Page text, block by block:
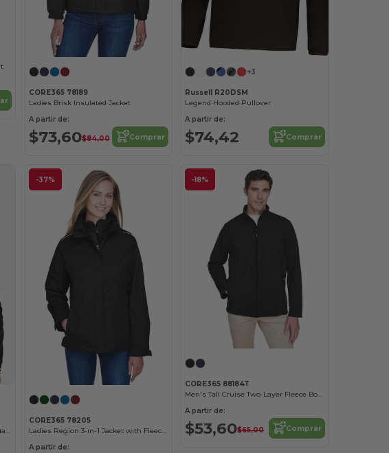
CORE365 78189
Ladies Brisk Insulated Jacket
A partir de:
$73,60$84,00 Comprar
+3
Russell R20DSM
Legend Hooded Pullover
A partir de:
$74,42 Comprar
Men's Express Tech Performance Quarter-Zip
-37%
CORE365 78205
Ladies Region 3-in-1 Jacket with Fleece Liner
A partir de:
-18%
CORE365 88184T
Men's Tall Cruise Two-Layer Fleece Bonded Soft Shell Jacket
A partir de:
$53,60$65,00 Comprar